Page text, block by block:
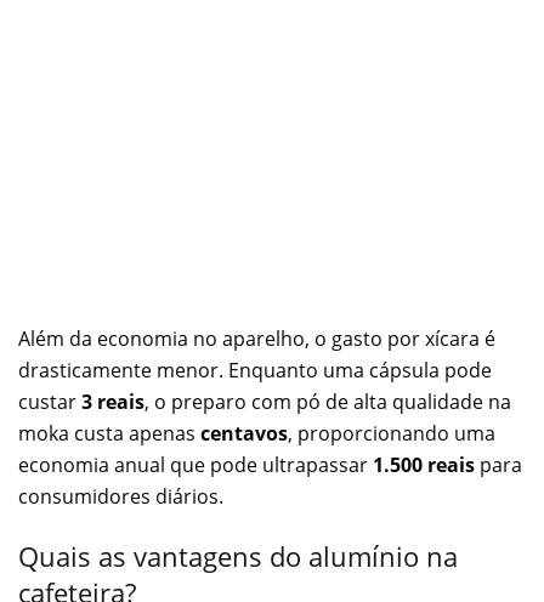
Além da economia no aparelho, o gasto por xícara é
drasticamente menor. Enquanto uma cápsula pode
custar3 reais, o preparo com pó de alta qualidade na
moka custa apenas centavos, proporcionando uma
economia anual que pode ultrapassar 1.500 reais para
consumidores diários.
Quais as vantagens do alumínio na
cafeteira?